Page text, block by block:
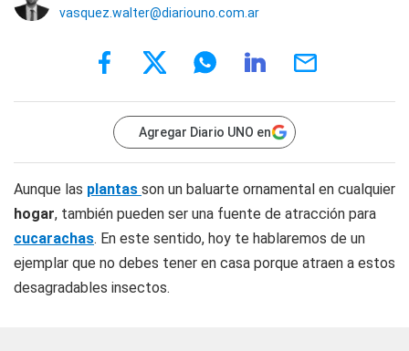
vasquez.walter@diariouno.com.ar
Agregar Diario UNO en
Aunque las plantas son un baluarte ornamental en cualquier
hogar, también pueden ser una fuente de atracción para
cucarachas. En este sentido, hoy te hablaremos de un
ejemplar que no debes tener en casa porque atraen a estos
desagradables insectos.